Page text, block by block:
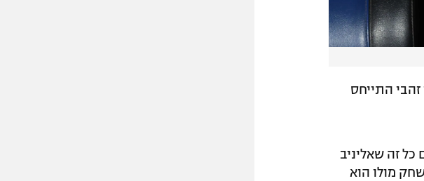
זהבי התייחס
כל זה שאליניב
מולו הוא